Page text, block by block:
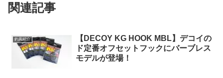
関連記事
釣具紹介
【DECOY KG HOOK MBL】デコイの
ド定番オフセットフックにバーブレス
モデルが登場！